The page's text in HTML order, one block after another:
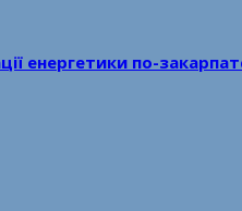
енергетики по-